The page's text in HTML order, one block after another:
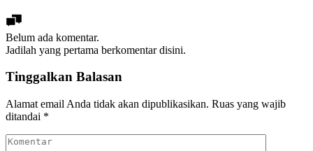
Belum ada komentar.
Jadilah yang pertama berkomentar disini.
Tinggalkan Balasan
Alamat email Anda tidak akan dipublikasikan. Ruas yang wajib
ditandai *